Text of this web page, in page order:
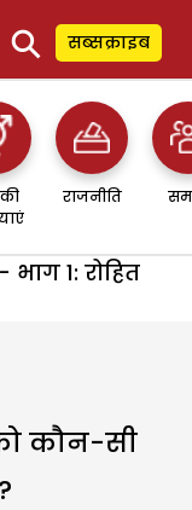
⚲ सब्सक्राइब
राजनीति
भाग 1: रोहित
कौन-सी